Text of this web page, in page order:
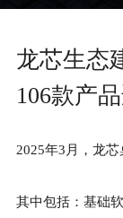
龙芯生态
106款产
2025年3月，龙
其中包括：基础